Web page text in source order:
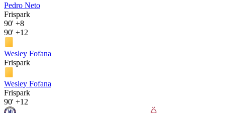
Pedro Neto
Frispark
90' +8
90' +12
Wesley Fofana
Frispark
Wesley Fofana
Frispark
90' +12